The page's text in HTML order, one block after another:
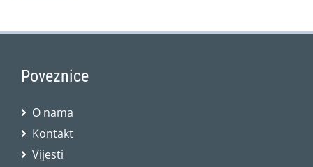
Poveznice
O nama
Kontakt
Vijesti